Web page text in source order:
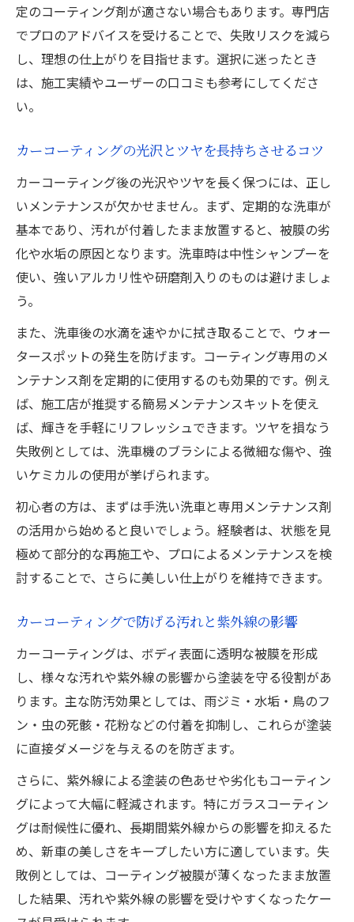
カーコーティングでキャンプやレジャーも
安心
冬場の凍結防止に役立つカーコーティング
の工夫
愛車の状態別カーコーティング選びのポイ
ント
耐久性と価格を比較したカーコーティング
施工店とセルフ施工のメリット・デメリッ
ト比較
新車購入時に最適なカーコーティングの基
準
定のコーティング剤が適さない場合もあります。専門店
でプロのアドバイスを受けることで、失敗リスクを減ら
し、理想の仕上がりを目指せます。選択に迷ったとき
は、施工実績やユーザーの口コミも参考にしてくださ
い。
カーコーティングの光沢とツヤを長持ちさせるコツ
カーコーティング後の光沢やツヤを長く保つには、正し
いメンテナンスが欠かせません。まず、定期的な洗車が
基本であり、汚れが付着したまま放置すると、被膜の劣
化や水垢の原因となります。洗車時は中性シャンプーを
使い、強いアルカリ性や研磨剤入りのものは避けましょ
う。
また、洗車後の水滴を速やかに拭き取ることで、ウォー
タースポットの発生を防げます。コーティング専用のメ
ンテナンス剤を定期的に使用するのも効果的です。例え
ば、施工店が推奨する簡易メンテナンスキットを使え
ば、輝きを手軽にリフレッシュできます。ツヤを損なう
失敗例としては、洗車機のブラシによる微細な傷や、強
いケミカルの使用が挙げられます。
初心者の方は、まずは手洗い洗車と専用メンテナンス剤
の活用から始めると良いでしょう。経験者は、状態を見
極めて部分的な再施工や、プロによるメンテナンスを検
討することで、さらに美しい仕上がりを維持できます。
カーコーティングで防げる汚れと紫外線の影響
カーコーティングは、ボディ表面に透明な被膜を形成
し、様々な汚れや紫外線の影響から塗装を守る役割があ
ります。主な防汚効果としては、雨ジミ・水垢・鳥のフ
ン・虫の死骸・花粉などの付着を抑制し、これらが塗装
に直接ダメージを与えるのを防ぎます。
さらに、紫外線による塗装の色あせや劣化もコーティン
グによって大幅に軽減されます。特にガラスコーティン
グは耐候性に優れ、長期間紫外線からの影響を抑えるた
め、新車の美しさをキープしたい方に適しています。失
敗例としては、コーティング被膜が薄くなったまま放置
した結果、汚れや紫外線の影響を受けやすくなったケー